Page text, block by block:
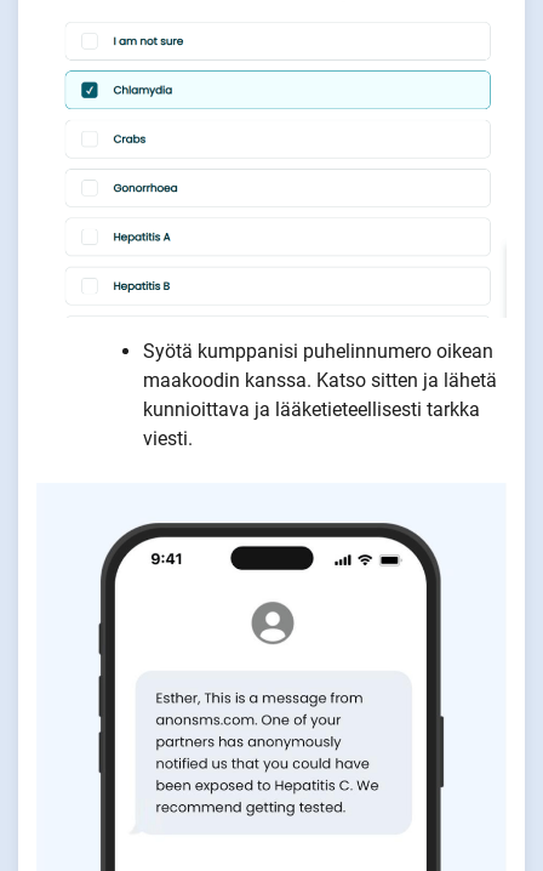
Syötä kumppanisi puhelinnumero oikean
maakoodin kanssa. Katso sitten ja lähetä
kunnioittava ja lääketieteellisesti tarkka
viesti.